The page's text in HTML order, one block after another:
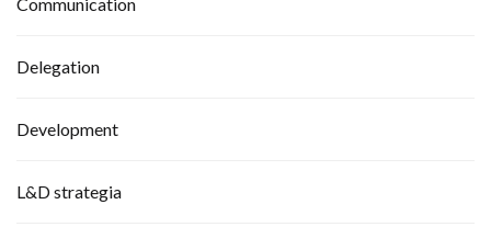
Delegation
Development
L&D strategia